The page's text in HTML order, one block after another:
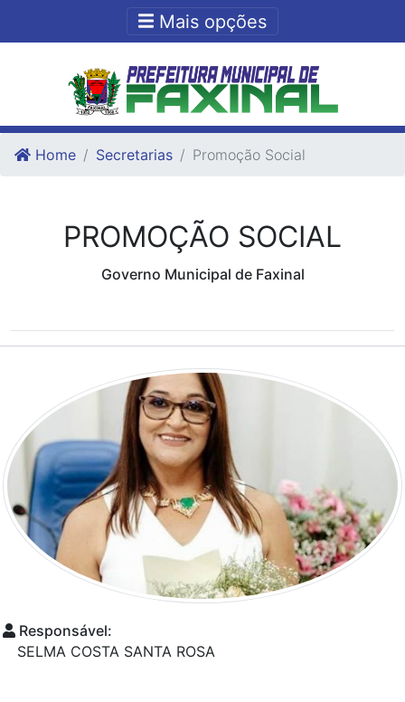
Ir para o fim do conteudo
Mais opções
Home Secretarias Promoção Social
PROMOÇÃO SOCIAL
Governo Municipal de Faxinal
Responsável:
SELMA COSTA SANTA ROSA